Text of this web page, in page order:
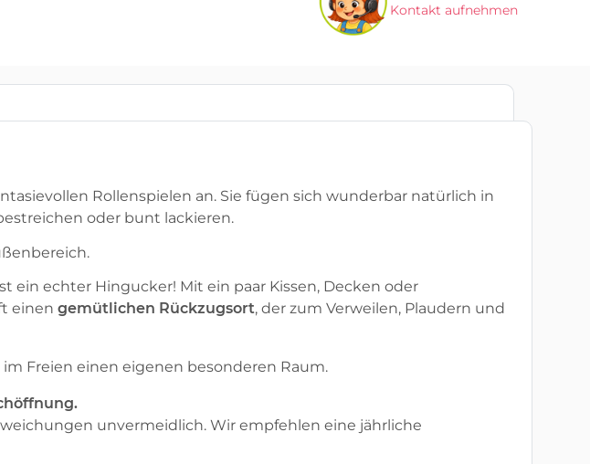
Kontakt aufnehmen
Rollenspielen an. Sie fügen sich wunderbar natürlich in
oder bunt lackieren.
ein echter Hingucker! Mit ein paar Kissen, Decken oder
einen gemütlichen Rückzugsort, der zum Verweilen, Plaudern und
Freien einen eigenen besonderen Raum.
unvermeidlich. Wir empfehlen eine jährliche